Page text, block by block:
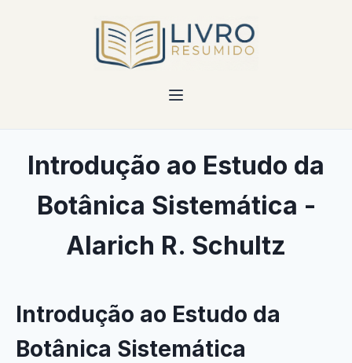
Introdução ao Estudo da
Botânica Sistemática -
Alarich R. Schultz
Introdução ao Estudo da
Botânica Sistemática